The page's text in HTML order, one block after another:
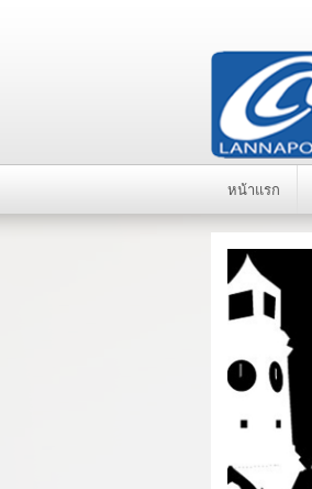
หน้าแรก